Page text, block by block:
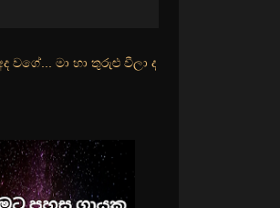
වීලා දෑසේ කදුළු බීලා රහසේ සුසුම්